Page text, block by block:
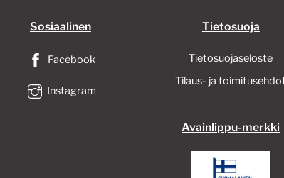
Sosiaalinen
Facebook
Instagram
Tietosuoja
Tietosuojaseloste
Tilaus- ja
Avainlippu-merkki